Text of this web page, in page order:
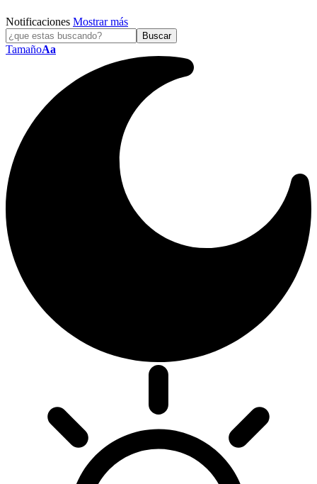
Notificaciones Mostrar más
TamañoAa